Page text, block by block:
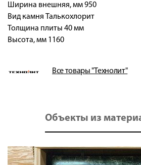
Ширина внешняя, мм 950
Вид камня Талькохлорит
Толщина плиты 40 мм
Высота, мм 1160
Все товары "Технолит"
Объекты из